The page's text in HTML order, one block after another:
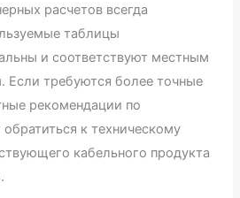
расчетов всегда
таблицы
и соответствуют местным
Если требуются более точные
рекомендации по
к техническому
кабельного продукта